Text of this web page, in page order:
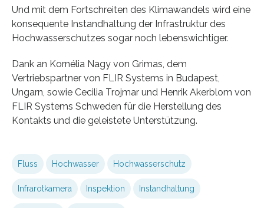
Und mit dem Fortschreiten des Klimawandels wird eine
konsequente Instandhaltung der Infrastruktur des
Hochwasserschutzes sogar noch lebenswichtiger.
Dank an Kornélia Nagy von Grimas, dem
Vertriebspartner von FLIR Systems in Budapest,
Ungarn, sowie Cecilia Trojmar und Henrik Akerblom von
FLIR Systems Schweden für die Herstellung des
Kontakts und die geleistete Unterstützung.
Fluss Hochwasser Hochwasserschutz
Infrarotkamera Inspektion Instandhaltung